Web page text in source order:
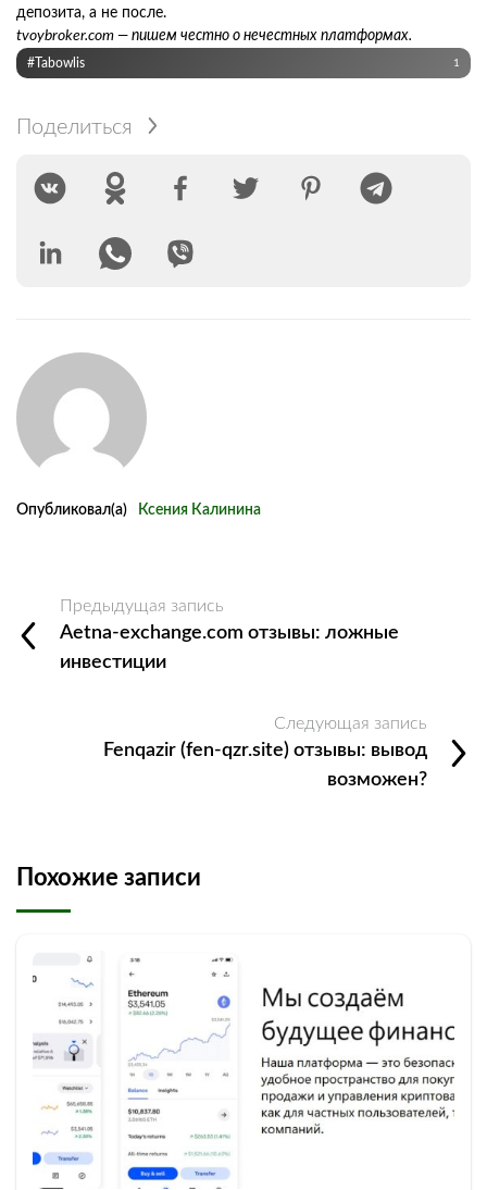
депозита, а не после.
tvoybroker.com — пишем честно о нечестных платформах.
#Tabowlis 1
Поделиться
Опубликовал(а) Ксения Калинина
Предыдущая запись
Aetna-exchange.com отзывы: ложные
инвестиции
Следующая запись
Fenqazir (fen-qzr.site) отзывы: вывод
возможен?
Похожие записи